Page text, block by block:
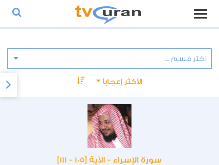
الأكثر إعجاباً
سورة الإسراء - الآية [105 - 111]